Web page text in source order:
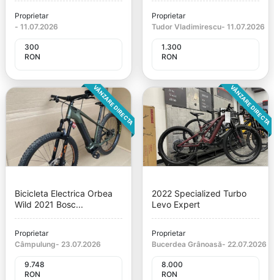
Proprietar
- 11.07.2026
300
RON
Proprietar
Tudor Vladimirescu- 11.07.2026
1.300
RON
VÂNZARE DIRECTA
Bicicleta Electrica Orbea
Wild 2021 Bosc...
Proprietar
Câmpulung- 23.07.2026
9.748
RON
VÂNZARE DIRECTA
2022 Specialized Turbo
Levo Expert
Proprietar
Bucerdea Grânoasă- 22.07.2026
8.000
RON